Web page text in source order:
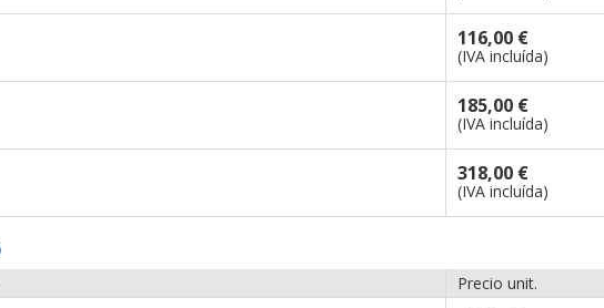
116,00 €
(IVA incluída)
185,00 €
(IVA incluída)
318,00 €
(IVA incluída)
Precio unit.